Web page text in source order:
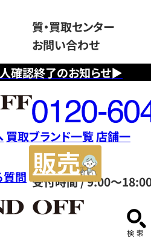
確認終了のお知らせ▶
質・買取センター
お問い合わせ
フ
リ
ー
ダ
イ
ヤ
ル
0120604117
受付時間 / 9:00～
買取ブランド一覧店舗一
質問
サ